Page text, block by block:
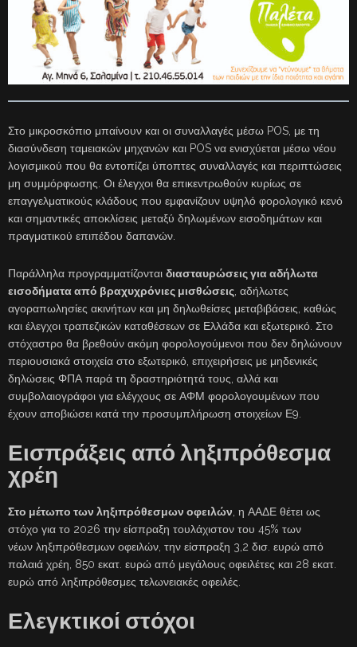
Στο μικροσκόπιο μπαίνουν και οι συναλλαγές μέσω POS, με τη
διασύνδεση ταμειακών μηχανών και POS να ενισχύεται μέσω νέου
λογισμικού που θα εντοπίζει ύποπτες συναλλαγές και περιπτώσεις
μη συμμόρφωσης. Οι έλεγχοι θα επικεντρωθούν κυρίως σε
επαγγελματικούς κλάδους που εμφανίζουν υψηλό φορολογικό κενό
και σημαντικές αποκλίσεις μεταξύ δηλωμένων εισοδημάτων και
πραγματικού επιπέδου δαπανών.
Παράλληλα προγραμματίζονται διασταυρώσεις για αδήλωτα
εισοδήματα από βραχυχρόνιες μισθώσεις, αδήλωτες
αγοραπωλησίες ακινήτων και μη δηλωθείσες μεταβιβάσεις, καθώς
και έλεγχοι τραπεζικών καταθέσεων σε Ελλάδα και εξωτερικό. Στο
στόχαστρο θα βρεθούν ακόμη φορολογούμενοι που δεν δηλώνουν
περιουσιακά στοιχεία στο εξωτερικό, επιχειρήσεις με μηδενικές
δηλώσεις ΦΠΑ παρά τη δραστηριότητά τους, αλλά και
συμβολαιογράφοι για ελέγχους σε ΑΦΜ φορολογουμένων που
έχουν αποβιώσει κατά την προσυμπλήρωση στοιχείων Ε9.
Εισπράξεις από ληξιπρόθεσμα
χρέη
Στο μέτωπο των ληξιπρόθεσμων οφειλών, η ΑΑΔΕ θέτει ως
στόχο για το 2026 την είσπραξη τουλάχιστον του 45% των
νέων ληξιπρόθεσμων οφειλών, την είσπραξη 3,2 δισ. ευρώ από
παλαιά χρέη, 850 εκατ. ευρώ από μεγάλους οφειλέτες και 28 εκατ.
ευρώ από ληξιπρόθεσμες τελωνειακές οφειλές.
Ελεγκτικοί στόχοι